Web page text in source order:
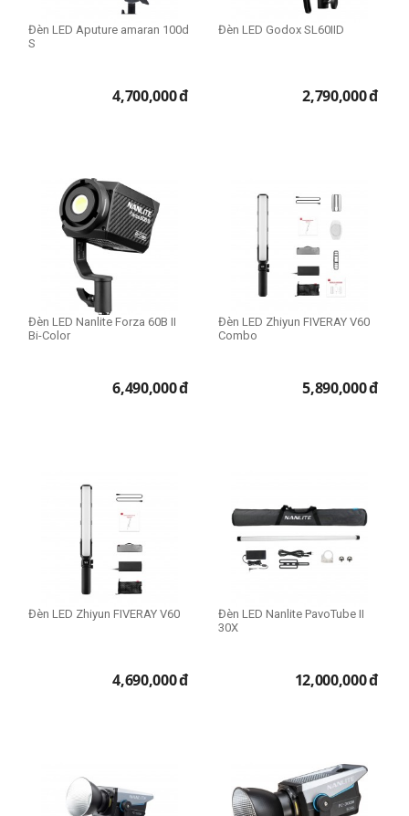
Đèn LED Aputure amaran 100d
S
4,700,000đ
Đèn LED Godox SL60IID
2,790,000đ
Đèn LED Nanlite Forza 60B II
Bi-Color
6,490,000đ
Đèn LED Zhiyun FIVERAY V60
Combo
5,890,000đ
Đèn LED Zhiyun FIVERAY V60
4,690,000đ
Đèn LED Nanlite PavoTube II
30X
12,000,000đ